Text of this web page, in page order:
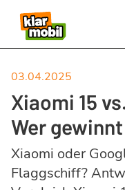
03.04.2025
Xiaomi 15
Wer
Xiaomi oder
Flaggschiff?